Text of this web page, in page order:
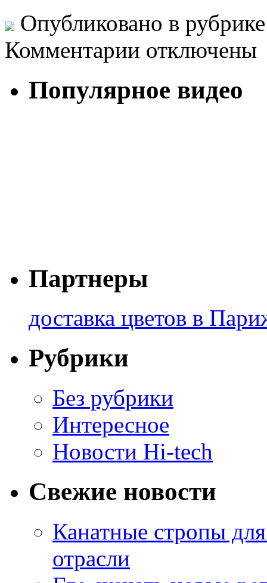
Опубликовано в
Комментарии отключены
Популярное видео
Партнеры
доставка цветов в
Рубрики
Без рубрики
Интересное
Новости Hi-tech
Свежие новости
Канатные стропы
отрасли